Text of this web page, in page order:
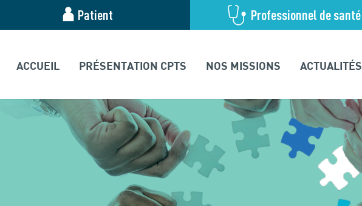
Patient Professionnel de santé
ACCUEIL PRÉSENTATION CPTS NOS MISSIONS ACTUALITÉS